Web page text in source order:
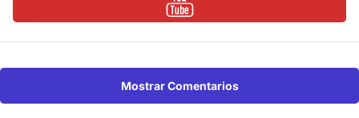
Mostrar Comentarios